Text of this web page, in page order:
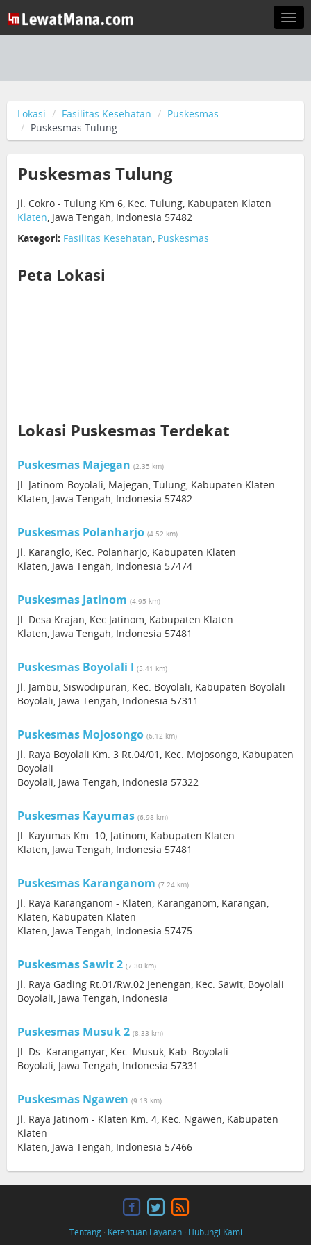
Lokasi Fasilitas Kesehatan
Puskesmas
Puskesmas Tulung
Puskesmas Tulung
Jl. Cokro - Tulung Km 6, Kec. Tulung, Kabupaten Klaten
Klaten, Jawa Tengah, Indonesia 57482
Kategori: Fasilitas Kesehatan, Puskesmas
Peta Lokasi
Lokasi Puskesmas Terdekat
Puskesmas Majegan (2.35 km)
Jl. Jatinom-Boyolali, Majegan, Tulung, Kabupaten Klaten
Klaten, Jawa Tengah, Indonesia 57482
Puskesmas Polanharjo (4.52 km)
Jl. Karanglo, Kec. Polanharjo, Kabupaten Klaten
Klaten, Jawa Tengah, Indonesia 57474
Puskesmas Jatinom (4.95 km)
Jl. Desa Krajan, Kec.Jatinom, Kabupaten Klaten
Klaten, Jawa Tengah, Indonesia 57481
Puskesmas Boyolali I (5.41 km)
Jl. Jambu, Siswodipuran, Kec. Boyolali, Kabupaten Boyolali
Boyolali, Jawa Tengah, Indonesia 57311
Puskesmas Mojosongo (6.12 km)
Jl. Raya Boyolali Km. 3 Rt.04/01, Kec. Mojosongo, Kabupaten
Boyolali
Boyolali, Jawa Tengah, Indonesia 57322
Puskesmas Kayumas (6.98 km)
Jl. Kayumas Km. 10, Jatinom, Kabupaten Klaten
Klaten, Jawa Tengah, Indonesia 57481
Puskesmas Karanganom (7.24 km)
Jl. Raya Karanganom - Klaten, Karanganom, Karangan,
Klaten, Kabupaten Klaten
Klaten, Jawa Tengah, Indonesia 57475
Puskesmas Sawit 2 (7.30 km)
Jl. Raya Gading Rt.01/Rw.02 Jenengan, Kec. Sawit, Boyolali
Boyolali, Jawa Tengah, Indonesia
Puskesmas Musuk 2 (8.33 km)
Jl. Ds. Karanganyar, Kec. Musuk, Kab. Boyolali
Boyolali, Jawa Tengah, Indonesia 57331
Puskesmas Ngawen (9.13 km)
Jl. Raya Jatinom - Klaten Km. 4, Kec. Ngawen, Kabupaten
Klaten
Klaten, Jawa Tengah, Indonesia 57466
Tentang· Ketentuan Layanan· Hubungi Kami